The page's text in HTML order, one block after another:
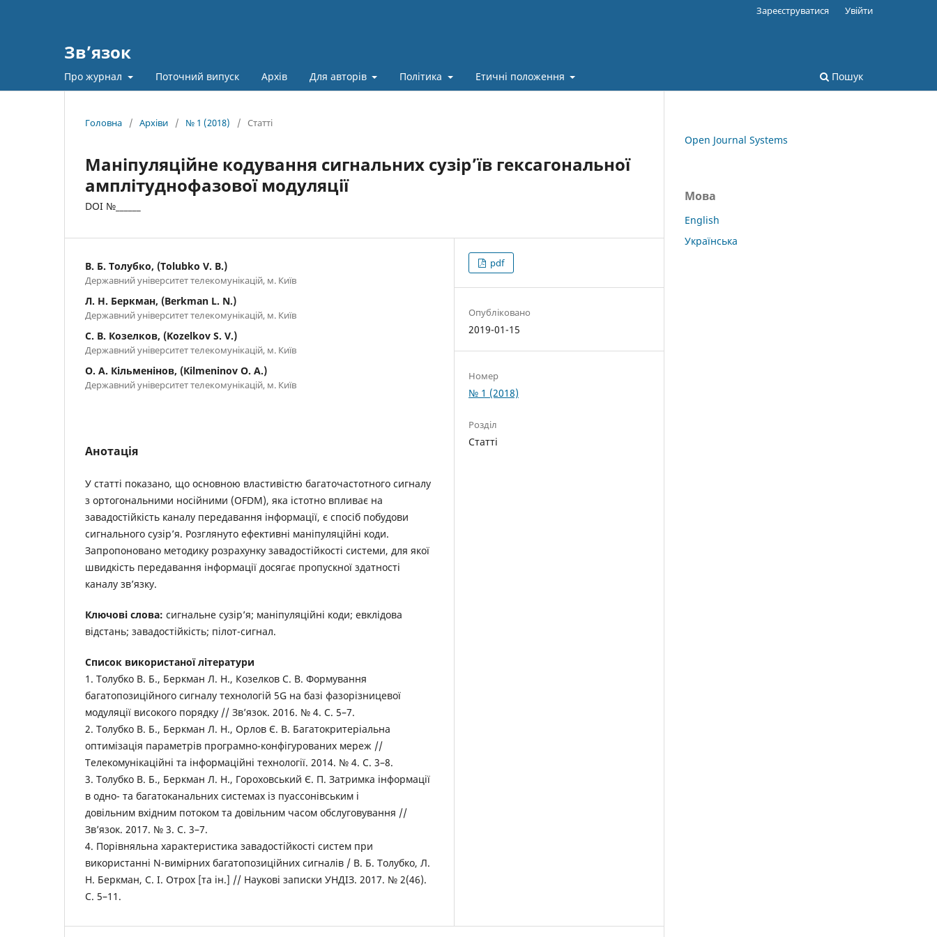
Зв’язок
Про журнал Поточний випуск Архів Для авторів Політика Етичні положення Пошук
Зареєструватися Увійти
Головна / Архіви / № 1 (2018) / Статті
Маніпуляційне кодування сигнальних сузір’їв гексагональної
амплітудно­фазової модуляції
DOI №______
В. Б. Толубко, (Tolubko V. B.)
Державний університет телекомунікацій, м. Київ
Л. Н. Беркман, (Berkman L. N.)
Державний університет телекомунікацій, м. Київ
С. В. Козелков, (Kozelkov S. V.)
Державний університет телекомунікацій, м. Київ
О. А. Кільменінов, (Кilmeninov O. А.)
Державний університет телекомунікацій, м. Київ
Анотація
У статті показано, що основною властивістю багаточастотного сигналу
з ортогональними носійними (OFDM), яка істотно впливає на
завадостійкість каналу передавання інформації, є спосіб побудови
сигнального сузір’я. Розглянуто ефективні маніпуляційні коди.
Запропоновано методику розрахунку завадостійкості системи, для якої
швидкість передавання інформації досягає пропускної здатності
каналу зв’язку.
Ключові слова: сигнальне сузір’я; маніпуляційні коди; евклідова
відстань; завадостійкість; пілот-сигнал.
Список використаної літератури
1. Толубко В. Б., Беркман Л. Н., Козелков С. В. Формування
багатопозиційного сигналу технологій 5G на базі фазорізницевої
модуляції високого порядку // Зв’язок. 2016. № 4. С. 5–7.
2. Толубко В. Б., Беркман Л. Н., Орлов Є. В. Багатокритеріальна
оптимізація параметрів програмно-конфігурованих мереж //
Телекомунікаційні та інформаційні технології. 2014. № 4. С. 3–8.
3. Толубко В. Б., Беркман Л. Н., Гороховський Є. П. Затримка інформації
в одно- та багатоканальних системах із пуассонівським і
довільним вхідним потоком та довільним часом обслуговування //
Зв’язок. 2017. № 3. С. 3–7.
4. Порівняльна характеристика завадостійкості систем при
використанні N-вимірних багатопозиційних сигналів / В. Б. Толубко, Л.
Н. Беркман, С. І. Отрох [та ін.] // Наукові записки УНДІЗ. 2017. № 2(46).
С. 5–11.
pdf
Опубліковано
2019-01-15
Номер
№ 1 (2018)
Розділ
Статті
Open Journal Systems
Мова
English
Українська